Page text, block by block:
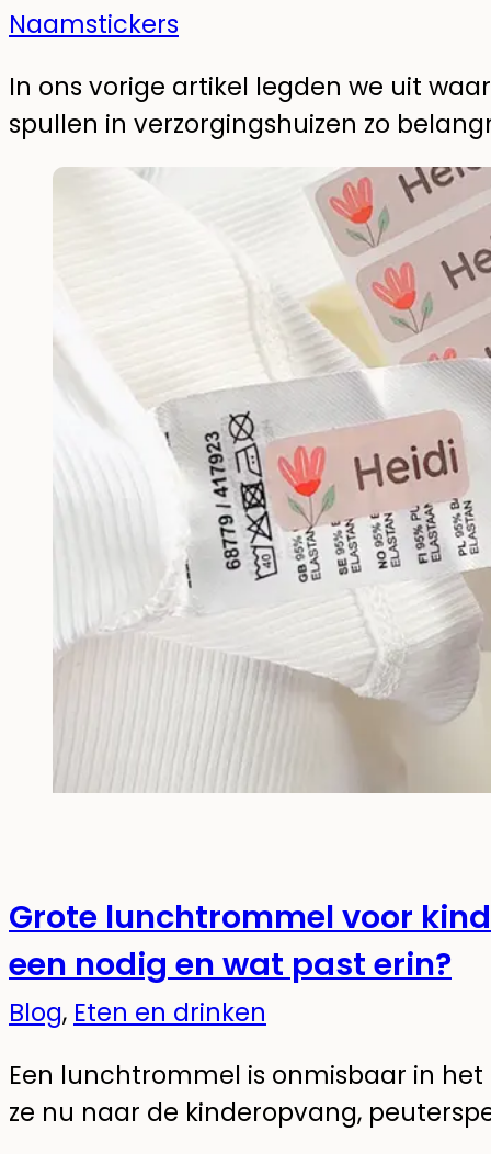
Naamstickers
In ons vorige artikel legden we uit
spullen in verzorgingshuizen zo
Grote lunchtrommel voor
een nodig en wat past erin?
Blog, Eten en drinken
Een lunchtrommel is onmisbaar in
ze nu naar de kinderopvang,